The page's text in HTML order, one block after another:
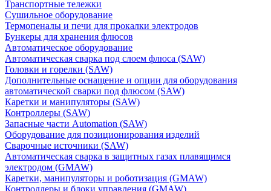
Транспортные тележки
Сушильное оборудование
Термопеналы и печи для прокалки электродов
Бункеры для хранения флюсов
Автоматическое оборудование
Автоматическая сварка под слоем флюса (SAW)
Головки и горелки (SAW)
Дополнительные оснащение и опции для оборудования
автоматической сварки под флюсом (SAW)
Каретки и манипуляторы (SAW)
Контроллеры (SAW)
Запасные части Automation (SAW)
Оборудование для позиционирования изделий
Сварочные источники (SAW)
Автоматическая сварка в защитных газах плавящимся
электродом (GMAW)
Каретки, манипуляторы и роботизация (GMAW)
Контроллеры и блоки управления (GMAW)